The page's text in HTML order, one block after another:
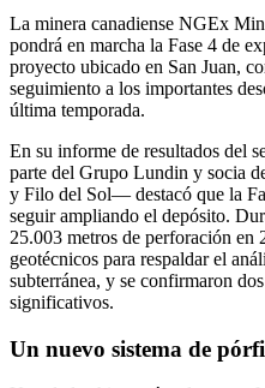
Compartir
La minera canadiense NGEx
pondrá en marcha la Fase 4 de
proyecto ubicado en San Juan,
seguimiento a los importantes
última temporada.
En su informe de resultados del
parte del Grupo Lundin y socia
y Filo del Sol— destacó que la
seguir ampliando el depósito.
25.003 metros de perforación en
geotécnicos para respaldar el
subterránea, y se confirmaron
significativos.
Un nuevo sistema de